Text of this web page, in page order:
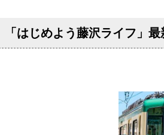
「はじめよう藤沢ライフ」